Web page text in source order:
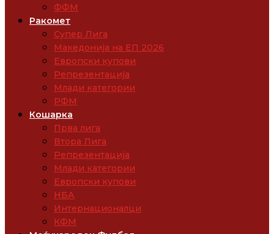
ФФМ
Ракомет
Супер Лига
Македонија на ЕП 2026
Европски купови
Репрезентација
Млади категории
РФМ
Кошарка
Прва лига
Втора Лига
Репрезентација
Млади категории
Европски купови
НБА
Интернационалци
КФМ